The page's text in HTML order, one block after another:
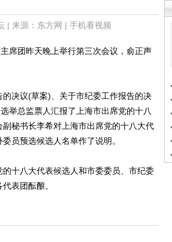
| 来源：东方网 | 手机看视频
团昨天晚上举行第三次会议，俞正声
决议(草案)、关于市纪委工作报告的决
举总监票人汇报了上海市出席党的十八
秘书长李希对上海市出席党的十八大代
员预选候选人名单作了说明。
十八大代表候选人和市委委员、市纪委
表团酝酿。